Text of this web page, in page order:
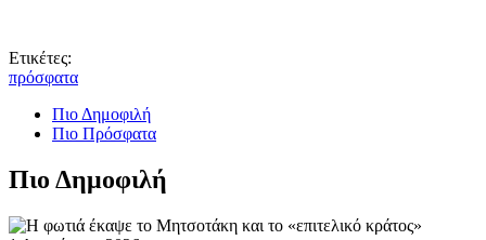
Ετικέτες:
πρόσφατα
Πιο Δημοφιλή
Πιο Πρόσφατα
Πιο Δημοφιλή